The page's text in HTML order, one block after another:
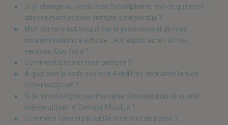
Si je change ou perds mon Smartphone, est-ce que mon
abonnement et mon compte sont perdus ?
Mon compte est bloqué car le prélèvement de mes
consommations a échoué. Je n’ai plus accès à mes
services. Que faire ?
Comment clôturer mon compte ?
A quoi sert le code secret à 4 chiffres demandé lors de
mon inscription ?
Si je ne renseigne pas ma carte bancaire puis-je quand
même utiliser le Compte Mobilité ?
Comment faire si j’ai oublié mon mot de passe ?